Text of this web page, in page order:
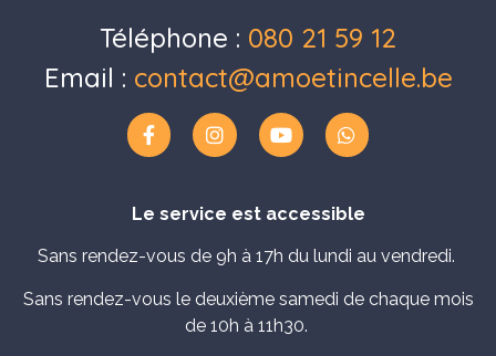
Téléphone : 080 21 59 12
Email : contact@amoetincelle.be
Le service est accessible
Sans rendez-vous de 9h à 17h du lundi au vendredi.
Sans rendez-vous le deuxième samedi de chaque mois
de 10h à 11h30.